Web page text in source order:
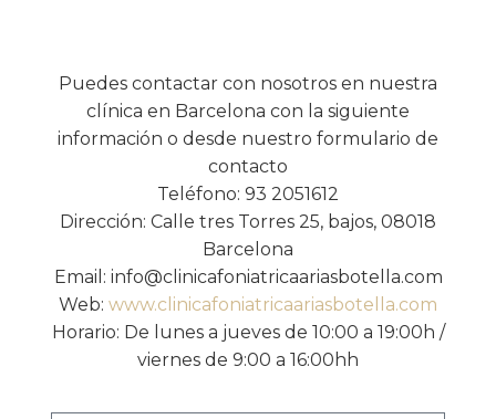
Puedes contactar con nosotros en nuestra
clínica en Barcelona con la siguiente
información o desde nuestro formulario de
contacto
Teléfono: 93 2051612
Dirección: Calle tres Torres 25, bajos, 08018
Barcelona
Email: info@clinicafoniatricaariasbotella.com
Web: www.clinicafoniatricaariasbotella.com
Horario: De lunes a jueves de 10:00 a 19:00h /
viernes de 9:00 a 16:00hh